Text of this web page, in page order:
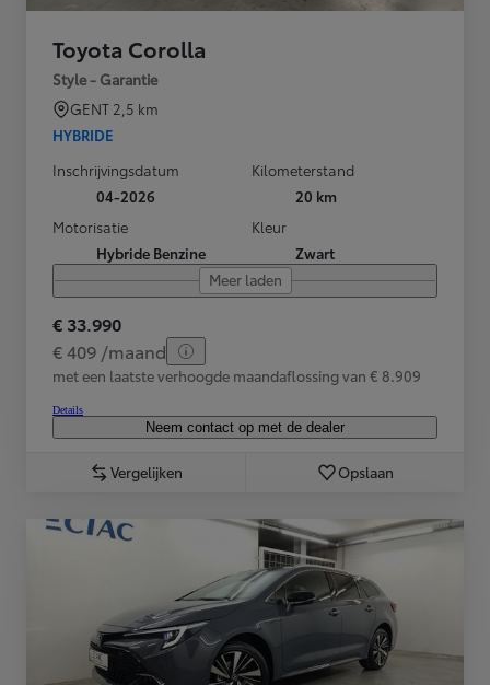
Toyota Corolla
Style - Garantie
GENT 2,5 km
HYBRIDE
Inschrijvingsdatum
04-2026
Kilometerstand
20 km
Motorisatie
Hybride Benzine
Kleur
Zwart
Meer laden
€ 33.990
€ 409 /maand
met een laatste verhoogde maandaflossing van € 8.909
Details
Neem contact op met de dealer
Vergelijken Opslaan